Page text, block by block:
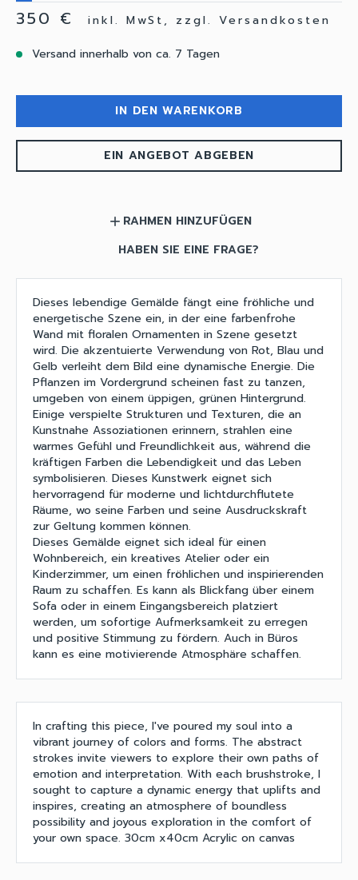
350 €
inkl. MwSt, zzgl. Versandkosten
Versand innerhalb von ca. 7 Tagen
IN DEN WARENKORB
EIN ANGEBOT ABGEBEN
add RAHMEN HINZUFÜGEN
HABEN SIE EINE FRAGE?
Dieses lebendige Gemälde fängt eine fröhliche und
energetische Szene ein, in der eine farbenfrohe
Wand mit floralen Ornamenten in Szene gesetzt
wird. Die akzentuierte Verwendung von Rot, Blau und
Gelb verleiht dem Bild eine dynamische Energie. Die
Pflanzen im Vordergrund scheinen fast zu tanzen,
umgeben von einem üppigen, grünen Hintergrund.
Einige verspielte Strukturen und Texturen, die an
Kunstnahe Assoziationen erinnern, strahlen eine
warmes Gefühl und Freundlichkeit aus, während die
kräftigen Farben die Lebendigkeit und das Leben
symbolisieren. Dieses Kunstwerk eignet sich
hervorragend für moderne und lichtdurchflutete
Räume, wo seine Farben und seine Ausdruckskraft
zur Geltung kommen können.
Dieses Gemälde eignet sich ideal für einen
Wohnbereich, ein kreatives Atelier oder ein
Kinderzimmer, um einen fröhlichen und inspirierenden
Raum zu schaffen. Es kann als Blickfang über einem
Sofa oder in einem Eingangsbereich platziert
werden, um sofortige Aufmerksamkeit zu erregen
und positive Stimmung zu fördern. Auch in Büros
kann es eine motivierende Atmosphäre schaffen.
In crafting this piece, I've poured my soul into a
vibrant journey of colors and forms. The abstract
strokes invite viewers to explore their own paths of
emotion and interpretation. With each brushstroke, I
sought to capture a dynamic energy that uplifts and
inspires, creating an atmosphere of boundless
possibility and joyous exploration in the comfort of
your own space. 30cm x40cm Acrylic on canvas